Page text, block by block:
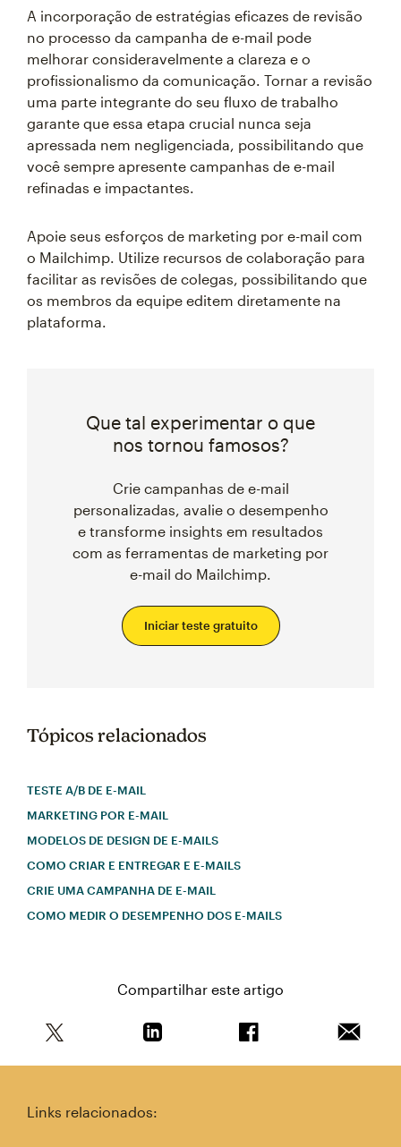
A incorporação de estratégias eficazes de revisão
no processo da campanha de e-mail pode
melhorar consideravelmente a clareza e o
profissionalismo da comunicação. Tornar a revisão
uma parte integrante do seu fluxo de trabalho
garante que essa etapa crucial nunca seja
apressada nem negligenciada, possibilitando que
você sempre apresente campanhas de e-mail
refinadas e impactantes.
Apoie seus esforços de marketing por e-mail com
o Mailchimp. Utilize recursos de colaboração para
facilitar as revisões de colegas, possibilitando que
os membros da equipe editem diretamente na
plataforma.
Que tal experimentar o que
nos tornou famosos?
Crie campanhas de e-mail
personalizadas, avalie o desempenho
e transforme insights em resultados
com as ferramentas de marketing por
e-mail do Mailchimp.
Iniciar teste gratuito
Tópicos relacionados
TESTE A/B DE E-MAIL
MARKETING POR E-MAIL
MODELOS DE DESIGN DE E-MAILS
COMO CRIAR E ENTREGAR E E-MAILS
CRIE UMA CAMPANHA DE E-MAIL
COMO MEDIR O DESEMPENHO DOS E-MAILS
Compartilhar este artigo
Links relacionados: